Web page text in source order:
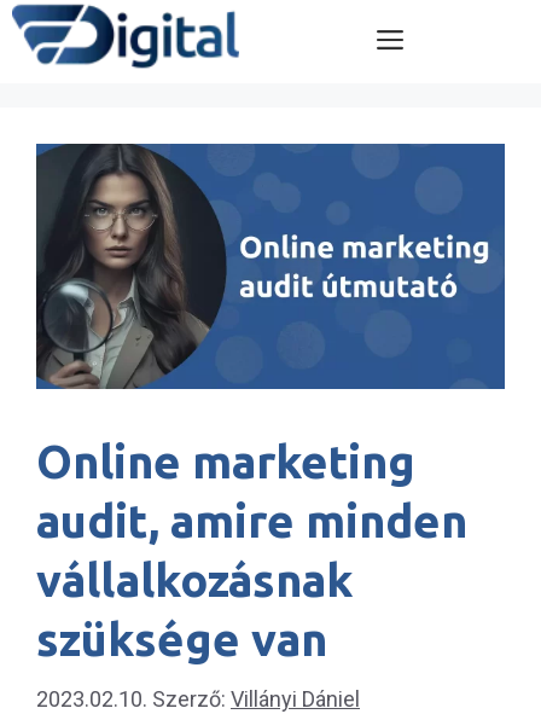
Kilépés
Menü
Online marketing
audit, amire minden
vállalkozásnak
szüksége van
2023.02.10. Szerző: Villányi Dániel